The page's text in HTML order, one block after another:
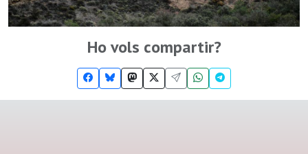
Ho vols compartir?